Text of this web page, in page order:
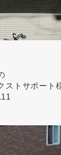
ストサポート